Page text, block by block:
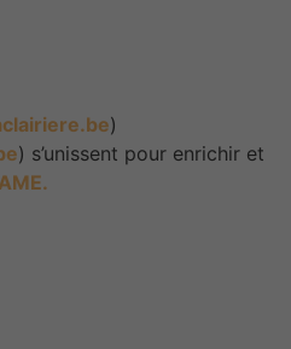
)
) s’unissent pour enrichir et